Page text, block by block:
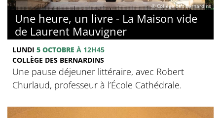
© Collège des Bernardins
Une heure, un livre - La Maison vide
de Laurent Mauvigner
LUNDI 5 OCTOBRE À 12H45
COLLÈGE DES BERNARDINS
Une pause déjeuner littéraire, avec Robert
Churlaud, professeur à l’École Cathédrale.